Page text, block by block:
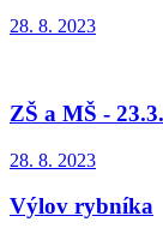
28. 8. 2023
ZŠ a MŠ -
28. 8. 2023
Výlov rybníka